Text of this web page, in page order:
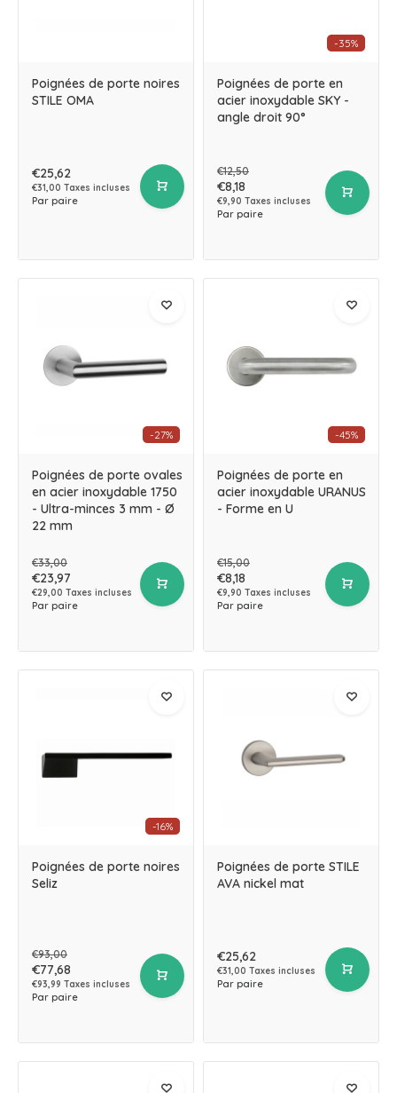
Poignées de porte noires
STILE OMA
€25,62
€31,00 Taxes incluses
Par paire
-35%
Poignées de porte en
acier inoxydable SKY -
angle droit 90°
€12,50
€8,18
€9,90 Taxes incluses
Par paire
-27%
Poignées de porte ovales
en acier inoxydable 1750
- Ultra-minces 3 mm - Ø
22 mm
€33,00
€23,97
€29,00 Taxes incluses
Par paire
-45%
Poignées de porte en
acier inoxydable URANUS
- Forme en U
€15,00
€8,18
€9,90 Taxes incluses
Par paire
-16%
Poignées de porte noires
Seliz
€93,00
€77,68
€93,99 Taxes incluses
Par paire
Poignées de porte STILE
AVA nickel mat
€25,62
€31,00 Taxes incluses
Par paire